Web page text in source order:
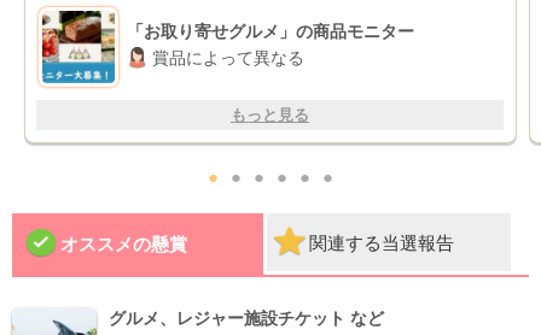
「お取り寄せグルメ」の商品モニター
賞品によって異なる
もっと見る
● ● ● ● ● ●
オススメの懸賞 関連する当選報告
グルメ、レジャー施設チケット など